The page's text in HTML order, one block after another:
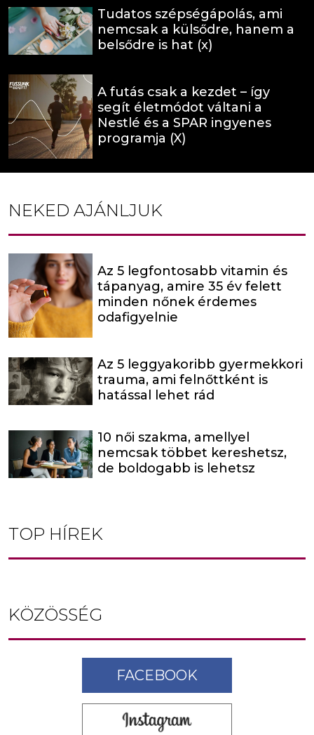
Tudatos szépségápolás, ami
nemcsak a külsődre, hanem a
belsődre is hat (x)
A futás csak a kezdet – így
segít életmódot váltani a
Nestlé és a SPAR ingyenes
programja (X)
NEKED AJÁNLJUK
Az 5 legfontosabb vitamin és
tápanyag, amire 35 év felett
minden nőnek érdemes
odafigyelnie
Az 5 leggyakoribb gyermekkori
trauma, ami felnőttként is
hatással lehet rád
10 női szakma, amellyel
nemcsak többet kereshetsz,
de boldogabb is lehetsz
TOP HÍREK
KÖZÖSSÉG
FACEBOOK